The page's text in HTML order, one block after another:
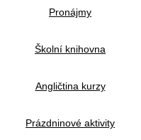
Pronájmy
Školní knihovna
Angličtina kurzy
Prázdninové aktivity